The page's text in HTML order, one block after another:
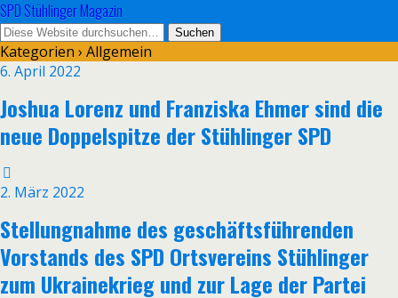
SPD Stühlinger Magazin
Kategorien › Allgemein
6. April 2022
Joshua Lorenz und Franziska Ehmer sind die
neue Doppelspitze der Stühlinger SPD
2. März 2022
Stellungnahme des geschäftsführenden
Vorstands des SPD Ortsvereins Stühlinger
zum Ukrainekrieg und zur Lage der Partei